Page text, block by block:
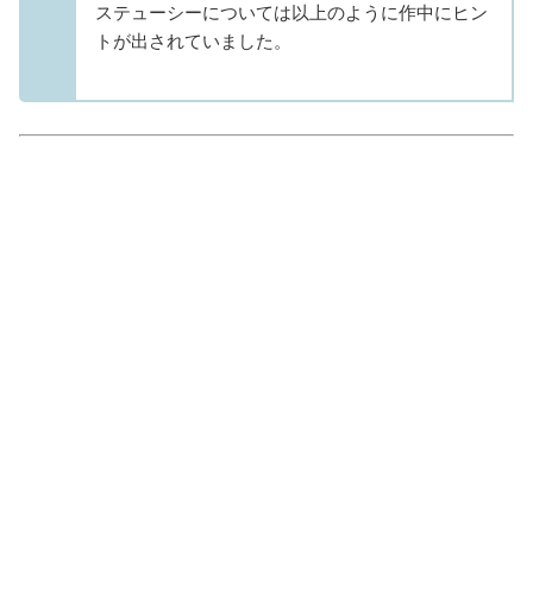
ステューシーについては以上のように作中にヒン
トが出されていました。